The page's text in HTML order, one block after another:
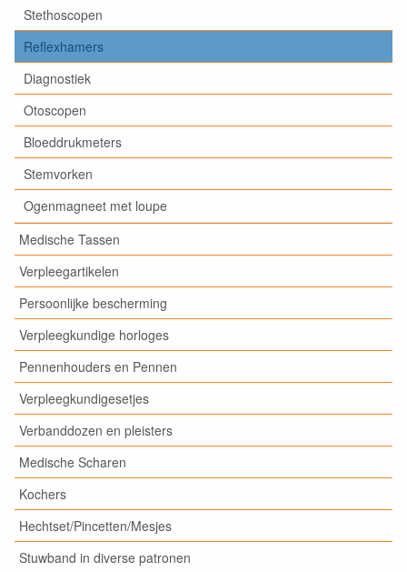
Stethoscopen
Reflexhamers
Diagnostiek
Otoscopen
Bloeddrukmeters
Stemvorken
Ogenmagneet met loupe
Medische Tassen
Verpleegartikelen
Persoonlijke bescherming
Verpleegkundige horloges
Pennenhouders en Pennen
Verpleegkundigesetjes
Verbanddozen en pleisters
Medische Scharen
Kochers
Hechtset/Pincetten/Mesjes
Stuwband in diverse patronen